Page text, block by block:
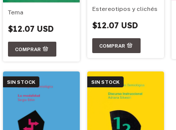
Tema
$12.07 USD
Estereotipos y clichés
$12.07 USD
SIN STOCK SIN STOCK